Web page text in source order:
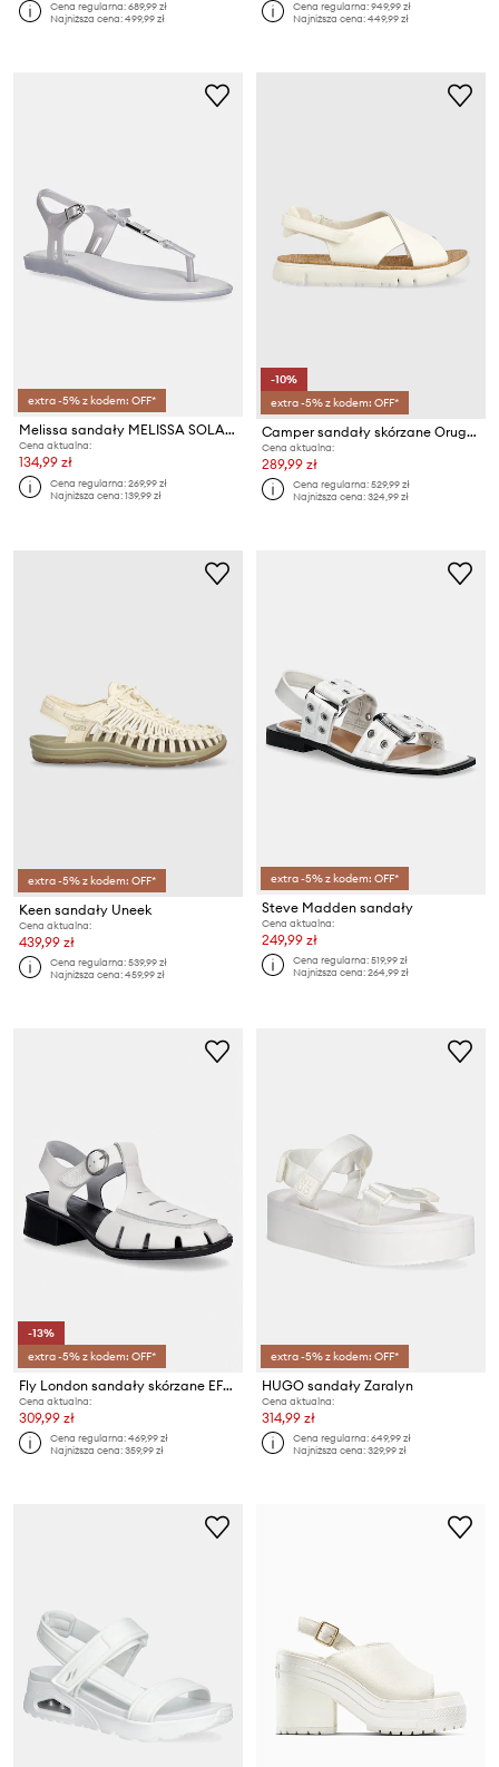
Cena regularna:689,99 zł
Najniższa cena:499,99 zł
Cena regularna:949,99 zł
Najniższa cena:449,99 zł
extra -5% z kodem: OFF*
Melissa sandały MELISSA SOLAR M CHIC AD
Cena aktualna:
134,99 zł
Cena regularna:269,99 zł
Najniższa cena:139,99 zł
-10%
extra -5% z kodem: OFF*
Camper sandały skórzane Oruga Sandal
Cena aktualna:
289,99 zł
Cena regularna:529,99 zł
Najniższa cena:324,99 zł
extra -5% z kodem: OFF*
Keen sandały Uneek
Cena aktualna:
439,99 zł
Cena regularna:539,99 zł
Najniższa cena:459,99 zł
extra -5% z kodem: OFF*
Steve Madden sandały
Cena aktualna:
249,99 zł
Cena regularna:519,99 zł
Najniższa cena:264,99 zł
-13%
extra -5% z kodem: OFF*
Fly London sandały skórzane EFAI392FLY
Cena aktualna:
309,99 zł
Cena regularna:469,99 zł
Najniższa cena:359,99 zł
extra -5% z kodem: OFF*
HUGO sandały Zaralyn
Cena aktualna:
314,99 zł
Cena regularna:649,99 zł
Najniższa cena:329,99 zł